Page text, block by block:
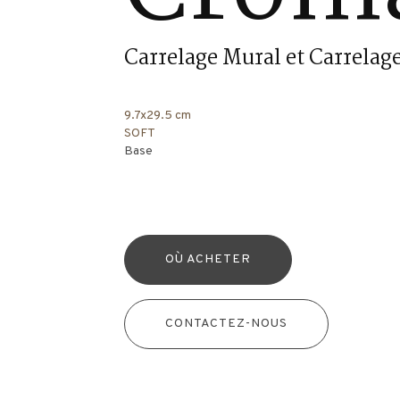
Carrelage Mural et
9.7x29.5 cm
SOFT
Base
OÙ ACHETER
CONTACTEZ-NOUS